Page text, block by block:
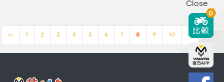
<< 1 2 3 4 5 6 7 8 9 10 >>
Close
0